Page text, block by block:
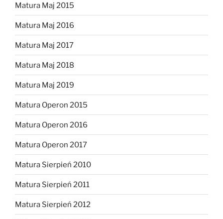
Matura Maj 2015
Matura Maj 2016
Matura Maj 2017
Matura Maj 2018
Matura Maj 2019
Matura Operon 2015
Matura Operon 2016
Matura Operon 2017
Matura Sierpień 2010
Matura Sierpień 2011
Matura Sierpień 2012